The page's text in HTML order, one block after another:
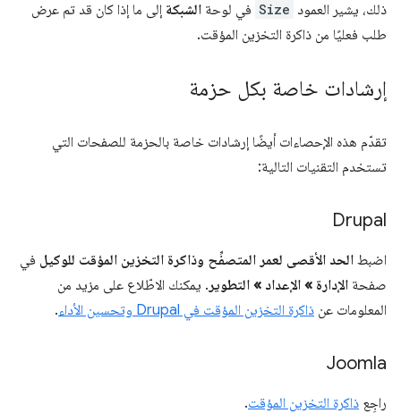
ذلك، يشير العمود Size في لوحة الشبكة إلى ما إذا كان قد تم عرض
طلب فعليًا من ذاكرة التخزين المؤقت.
إرشادات خاصة بكل حزمة
تقدّم هذه الإحصاءات أيضًا إرشادات خاصة بالحزمة للصفحات التي
تستخدم التقنيات التالية:
Drupal
اضبط الحد الأقصى لعمر المتصفِّح وذاكرة التخزين المؤقت للوكيل في
صفحة الإدارة » الإعداد » التطوير . يمكنك الاطّلاع على مزيد من
المعلومات عن ذاكرة التخزين المؤقت في Drupal وتحسين الأداء .
Joomla
راجِع ذاكرة التخزين المؤقت.